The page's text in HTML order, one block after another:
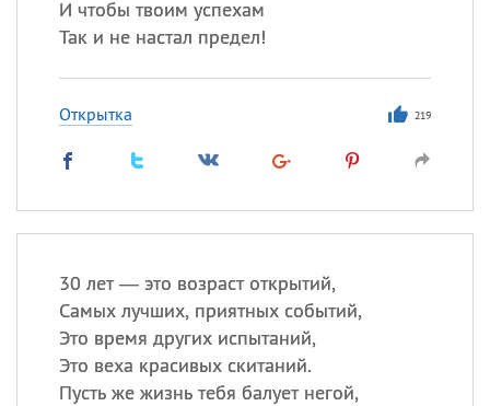
И чтобы твоим успехам
Так и не настал предел!
Открытка 219
30 лет — это возраст открытий,
Самых лучших, приятных событий,
Это время других испытаний,
Это веха красивых скитаний.
Пусть же жизнь тебя балует негой,